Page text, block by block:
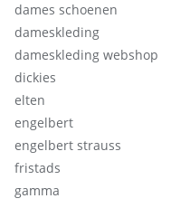
dames schoenen
dameskleding
dameskleding webshop
dickies
elten
engelbert
engelbert strauss
fristads
gamma